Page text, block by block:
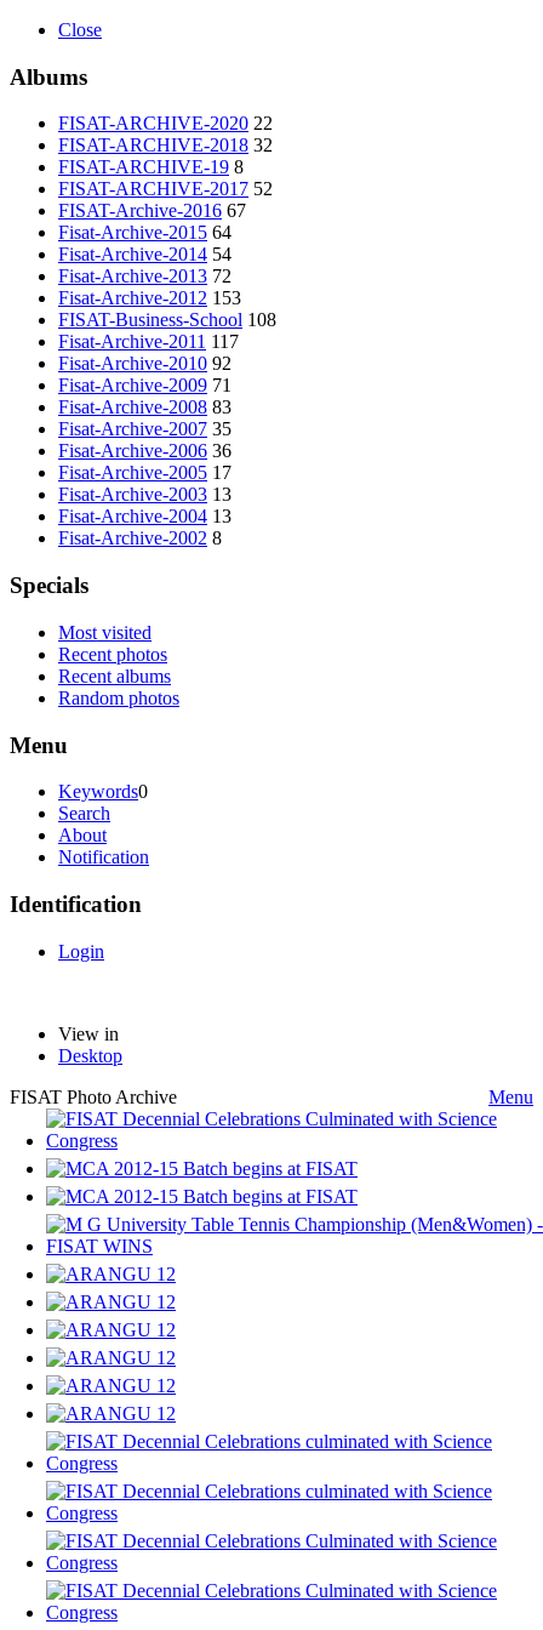
Close
Albums
FISAT-ARCHIVE-2020 22
FISAT-ARCHIVE-2018 32
FISAT-ARCHIVE-19 8
FISAT-ARCHIVE-2017 52
FISAT-Archive-2016 67
Fisat-Archive-2015 64
Fisat-Archive-2014 54
Fisat-Archive-2013 72
Fisat-Archive-2012 153
FISAT-Business-School 108
Fisat-Archive-2011 117
Fisat-Archive-2010 92
Fisat-Archive-2009 71
Fisat-Archive-2008 83
Fisat-Archive-2007 35
Fisat-Archive-2006 36
Fisat-Archive-2005 17
Fisat-Archive-2003 13
Fisat-Archive-2004 13
Fisat-Archive-2002 8
Specials
Most visited
Recent photos
Recent albums
Random photos
Menu
Keywords0
Search
About
Notification
Identification
Login
View in
Desktop
FISAT Photo Archive
Menu